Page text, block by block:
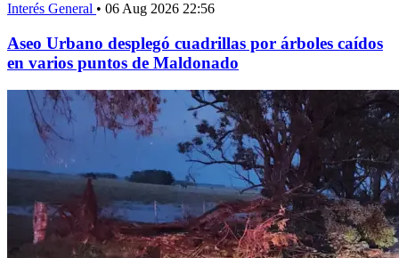
Interés General • 06 Aug 2026 22:56
Aseo Urbano desplegó cuadrillas por árboles caídos
en varios puntos de Maldonado